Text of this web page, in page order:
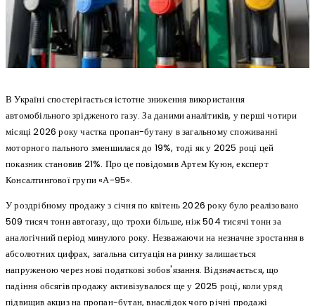
В Україні спостерігається істотне зниження використання
автомобільного зрідженого газу. За даними аналітиків, у перші чотири
місяці 2026 року частка пропан-бутану в загальному споживанні
моторного пального зменшилася до 19%, тоді як у 2025 році цей
показник становив 21%. Про це повідомив Артем Куюн, експерт
Консалтингової групи «А-95».
У роздрібному продажу з січня по квітень 2026 року було реалізовано
509 тисяч тонн автогазу, що трохи більше, ніж 504 тисячі тонн за
аналогічний період минулого року. Незважаючи на незначне зростання в
абсолютних цифрах, загальна ситуація на ринку залишається
напруженою через нові податкові зобов'язання. Відзначається, що
падіння обсягів продажу активізувалося ще у 2025 році, коли уряд
підвищив акциз на пропан-бутан, внаслідок чого річні продажі